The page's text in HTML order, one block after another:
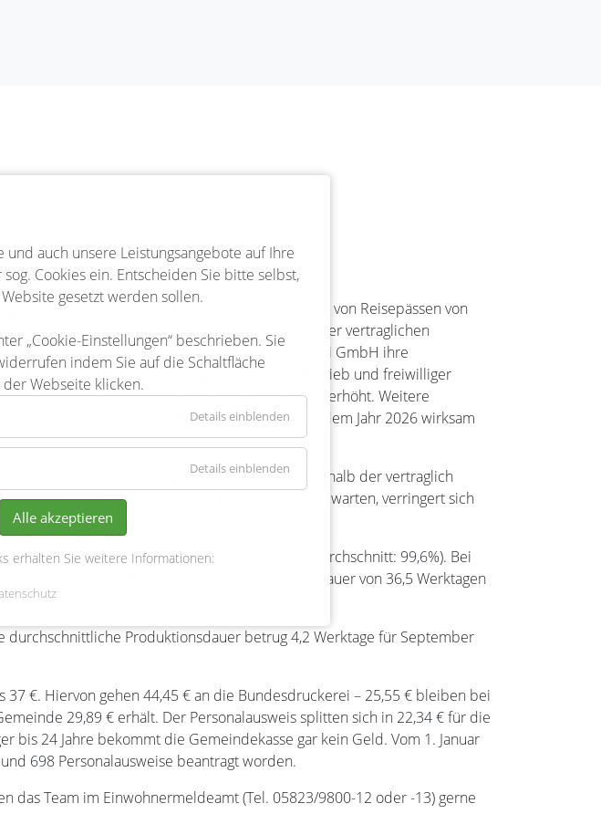
von Reisepässen. Grund ist, dass die Produktion von Reisepässen von
Jahres 2023 produziert wurden. Gegenüber der vertraglichen
Montag bis Freitag) hat die Bundesdruckerei GmbH ihre
Dies unter Berücksichtigung von 3-Schicht-Betrieb und freiwilliger
Maschinen wird die Kapazität nochmals erhöht. Weitere
je Woche sind bereits in Planung und sollen ab dem Jahr 2026 wirksam
des Jahres 2024, liegen aber weiterhin oberhalb der vertraglich
von Reisepass-Anträgen, die auf ihre Produktion warten, verringert sich
von 99,8% bedient werden (Jahresdurchschnitt: 99,6%). Bei
2024 eine durchschnittliche Produktionsdauer von 36,5 Werktagen
Produktionsdauer betrug 4,2 Werktage für September
€. Hiervon gehen 44,45 € an die Bundesdruckerei – 25,55 € bleiben bei
29,89 € erhält. Der Personalausweis splitten sich in 22,34 € für die
24 Jahre bekommt die Gemeindekasse gar kein Geld. Vom 1. Januar
698 Personalausweise beantragt worden.
das Team im Einwohnermeldeamt (Tel. 05823/9800-12 oder -13) gerne
auch unsere Leistungsangebote auf Ihre
Cookies ein. Entscheiden Sie bitte selbst,
gesetzt werden sollen.
„Cookie-Einstellungen“ beschrieben. Sie
indem Sie auf die Schaltfläche
Webseite klicken.
Details einblenden
Details einblenden
Alle akzeptieren
erhalten Sie weitere Informationen: